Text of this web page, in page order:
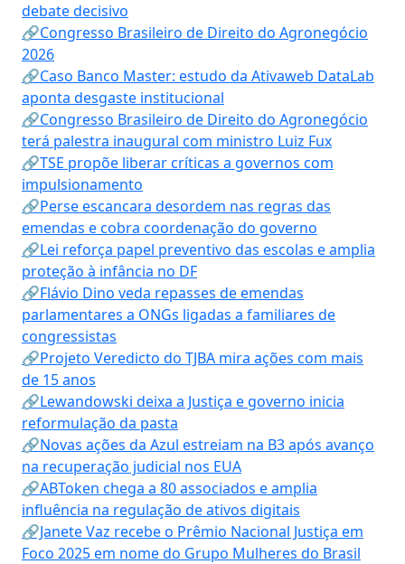
debate decisivo
🔗Congresso Brasileiro de Direito do Agronegócio
2026
🔗Caso Banco Master: estudo da Ativaweb DataLab
aponta desgaste institucional
🔗Congresso Brasileiro de Direito do Agronegócio
terá palestra inaugural com ministro Luiz Fux
🔗TSE propõe liberar críticas a governos com
impulsionamento
🔗Perse escancara desordem nas regras das
emendas e cobra coordenação do governo
🔗Lei reforça papel preventivo das escolas e amplia
proteção à infância no DF
🔗Flávio Dino veda repasses de emendas
parlamentares a ONGs ligadas a familiares de
congressistas
🔗Projeto Veredicto do TJBA mira ações com mais
de 15 anos
🔗Lewandowski deixa a Justiça e governo inicia
reformulação da pasta
🔗Novas ações da Azul estreiam na B3 após avanço
na recuperação judicial nos EUA
🔗ABToken chega a 80 associados e amplia
influência na regulação de ativos digitais
🔗Janete Vaz recebe o Prêmio Nacional Justiça em
Foco 2025 em nome do Grupo Mulheres do Brasil